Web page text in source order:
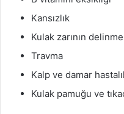
Kansızlık
Kulak zarının
Travma
Kalp ve damar
Kulak pamuğu ve